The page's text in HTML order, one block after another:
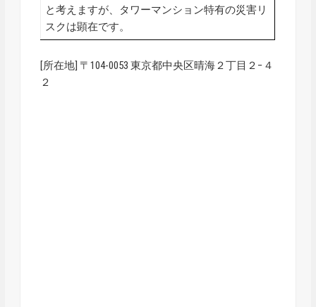
と考えますが、タワーマンション特有の災害リ
スクは顕在です。
[所在地] 〒104-0053 東京都中央区晴海２丁目２−４
２